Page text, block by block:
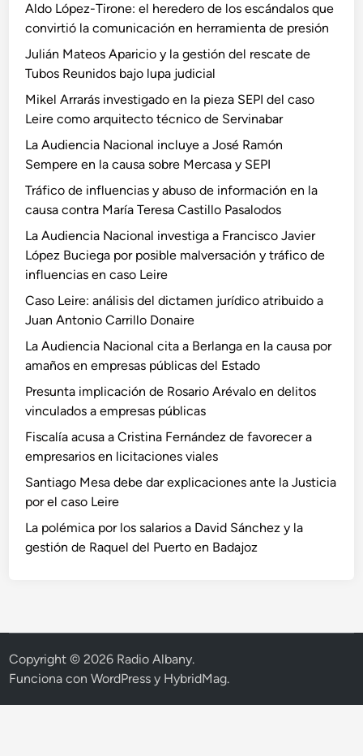
Aldo López-Tirone: el heredero de los escándalos que
convirtió la comunicación en herramienta de presión
Julián Mateos Aparicio y la gestión del rescate de
Tubos Reunidos bajo lupa judicial
Mikel Arrarás investigado en la pieza SEPI del caso
Leire como arquitecto técnico de Servinabar
La Audiencia Nacional incluye a José Ramón
Sempere en la causa sobre Mercasa y SEPI
Tráfico de influencias y abuso de información en la
causa contra María Teresa Castillo Pasalodos
La Audiencia Nacional investiga a Francisco Javier
López Buciega por posible malversación y tráfico de
influencias en caso Leire
Caso Leire: análisis del dictamen jurídico atribuido a
Juan Antonio Carrillo Donaire
La Audiencia Nacional cita a Berlanga en la causa por
amaños en empresas públicas del Estado
Presunta implicación de Rosario Arévalo en delitos
vinculados a empresas públicas
Fiscalía acusa a Cristina Fernández de favorecer a
empresarios en licitaciones viales
Santiago Mesa debe dar explicaciones ante la Justicia
por el caso Leire
La polémica por los salarios a David Sánchez y la
gestión de Raquel del Puerto en Badajoz
Copyright © 2026 Radio Albany.
Funciona conWordPress y HybridMag.